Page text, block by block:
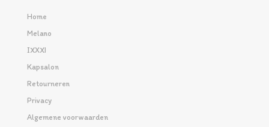
Home
Melano
IXXXI
Kapsalon
Retourneren
Privacy
Algemene voorwaarden